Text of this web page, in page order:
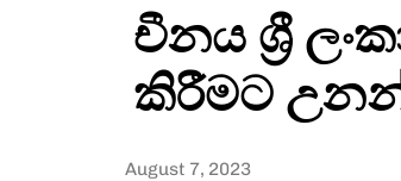
චීනය ශ්‍රී
කිරීමට
August 7, 2023